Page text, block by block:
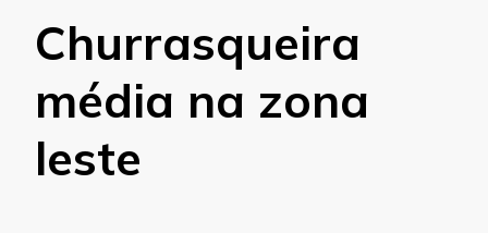
Churrasqueira
média na zona
leste